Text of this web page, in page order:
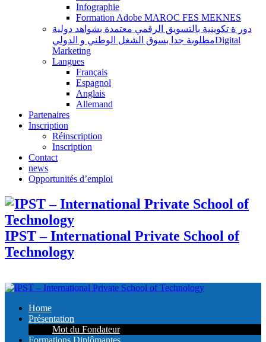
Infographie
Formation Adobe MAROC FES MEKNES
دور ة تكوينية بالتسويق الرقمي معتمدة بشواهد دولية
مطلوبة جدا بسوق الشغل الوطني و الدوليDigital
Marketing
Langues
Français
Espagnol
Anglais
Allemand
Partenaires
Inscription
Réinscription
Inscription
Contact
news
Opportunités d’emploi
IPST – International Private School of
Technology
Home
Présentation
Mot du Fondateur
Formations Diplômantes